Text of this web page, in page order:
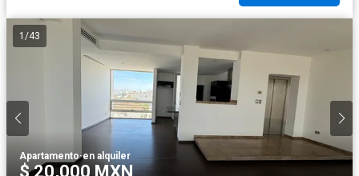
1 /43
Apartamento·en alquiler
$ 20,000 MXN